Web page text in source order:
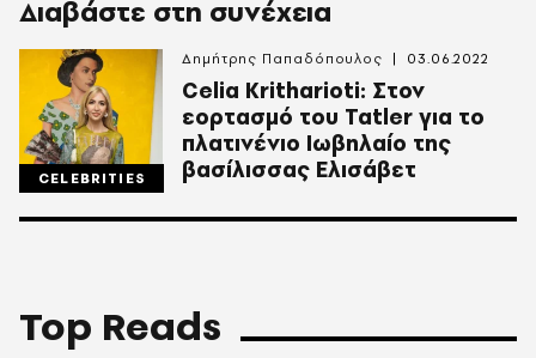
Διαβάστε στη συνέχεια
CELEBRITIES
Celia Kritharioti: Στον
εορτασμό του Tatler για το
πλατινένιο Ιωβηλαίο της
βασίλισσας Ελισάβετ
Δημήτρης Παπαδόπουλος 03.06.2022
Top Reads